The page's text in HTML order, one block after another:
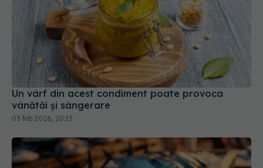
Un vârf din acest condiment poate provoca
vânătăi și sângerare
03 feb 2026, 20:13